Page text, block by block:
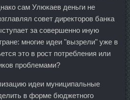
сам Улюкаев деньги не
совет директоров банка
за совершенно иную
многие идеи "вызрели" уже в
это в рост потребления или
проблемами?
идеи муниципальные
в форме бюджетного